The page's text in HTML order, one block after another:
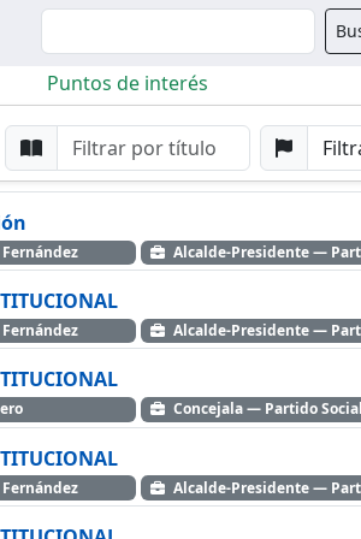
Buscador
Puntos de interés
Buscar por Punto
Buscar
Dolz Fernández Alcalde-Presidente —
Dolz Fernández Alcalde-Presidente —
Concejala — Partido
Dolz Fernández Alcalde-Presidente —